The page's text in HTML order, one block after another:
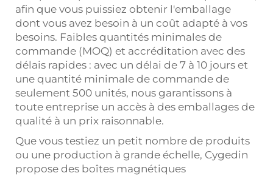
afin que vous puissiez obtenir l'emballage
dont vous avez besoin à un coût adapté à vos
besoins. Faibles quantités minimales de
commande (MOQ) et accréditation avec des
délais rapides : avec un délai de 7 à 10 jours et
une quantité minimale de commande de
seulement 500 unités, nous garantissons à
toute entreprise un accès à des emballages de
qualité à un prix raisonnable.
Que vous testiez un petit nombre de produits
ou une production à grande échelle, Cygedin
propose des boîtes magnétiques